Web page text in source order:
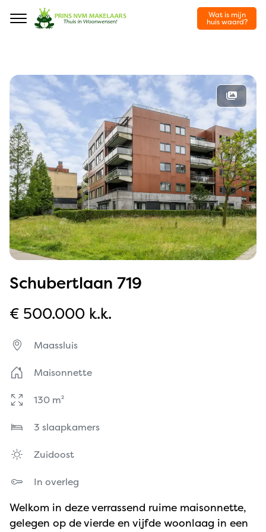
Navigation
Wat is mijn
huis waard?
Schubertlaan 719
€ 500.000 k.k.
Maassluis
Maisonnette
130 m²
3 slaapkamers
Zuidoost
In overleg
Welkom in deze verrassend ruime maisonnette,
gelegen op de vierde en vijfde woonlaag in een